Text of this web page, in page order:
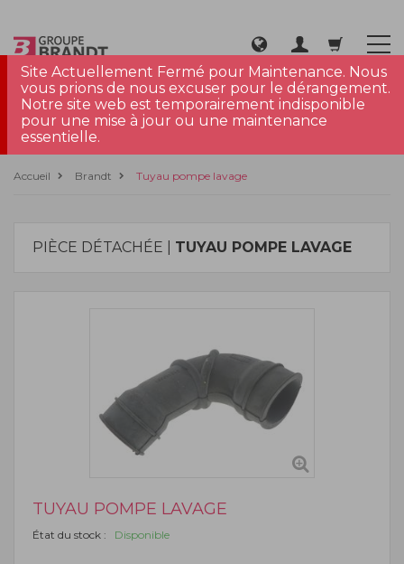
Site Actuellement Fermé pour Maintenance. Nous
vous prions de nous excuser pour le dérangement.
Notre site web est temporairement indisponible
pour une mise à jour ou une maintenance
essentielle.
Accueil Brandt Tuyau pompe lavage
PIÈCE DÉTACHÉE | TUYAU POMPE LAVAGE
TUYAU POMPE LAVAGE
État du stock : Disponible